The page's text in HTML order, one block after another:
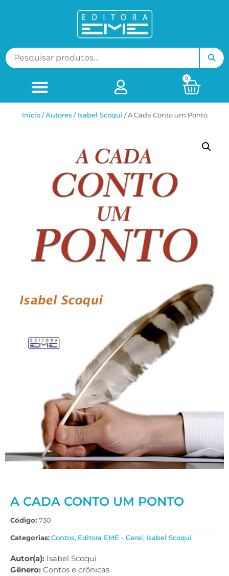
0
Início/ㅤAutores /Isabel Scoqui / A Cada Conto um Ponto
A CADA CONTO UM PONTO
Código: 730
Categorias:Contos, Editora EME - Geral, Isabel Scoqui
Autor(a): Isabel Scoqui
Gênero: Contos e crônicas